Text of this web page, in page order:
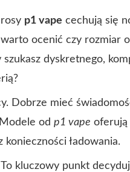
p1 vape cechują się
ocenić czy rozmiar
dyskretnego,
Dobrze mieć
od p1 vape oferują
konieczności ładowania.
kluczowy punkt